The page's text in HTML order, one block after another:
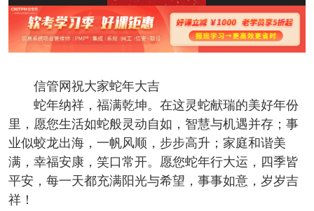
信管网祝大家蛇年大吉
蛇年纳祥，福满乾坤。在这灵蛇献瑞的美好年份
里，愿您生活如蛇般灵动自如，智慧与机遇并存；事
业似蛟龙出海，一帆风顺，步步高升；家庭和谐美
满，幸福安康，笑口常开。愿您蛇年行大运，四季皆
平安，每一天都充满阳光与希望，事事如意，岁岁吉
祥！